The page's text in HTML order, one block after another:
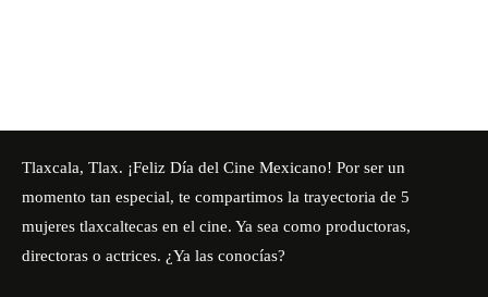
Tlaxcala, Tlax. ¡Feliz Día del Cine Mexicano! Por ser un
momento tan especial, te compartimos la trayectoria de 5
mujeres tlaxcaltecas en el cine. Ya sea como productoras,
directoras o actrices. ¿Ya las conocías?